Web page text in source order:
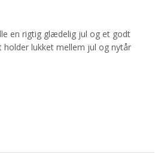
en rigtig glædelig jul og et godt
holder lukket mellem jul og nytår